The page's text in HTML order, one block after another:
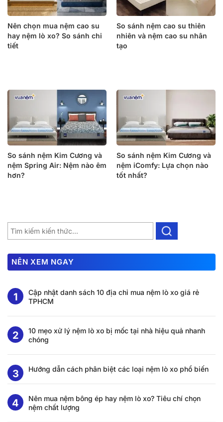
Nên chọn mua nệm cao su
hay nệm lò xo? So sánh chi
tiết
So sánh nệm cao su thiên
nhiên và nệm cao su nhân
tạo
So sánh nệm Kim Cương và
nệm Spring Air: Nệm nào êm
hơn?
So sánh nệm Kim Cương và
nệm iComfy: Lựa chọn nào
tốt nhất?
NÊN XEM NGAY
Cập nhật danh sách 10 địa chỉ mua nệm lò xo giá rẻ
TPHCM
10 mẹo xử lý nệm lò xo bị mốc tại nhà hiệu quả nhanh
chóng
Hướng dẫn cách phân biệt các loại nệm lò xo phổ biến
Nên mua nệm bông ép hay nệm lò xo? Tiêu chí chọn
nệm chất lượng